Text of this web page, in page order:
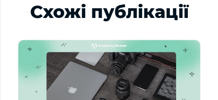
Схожі публікації